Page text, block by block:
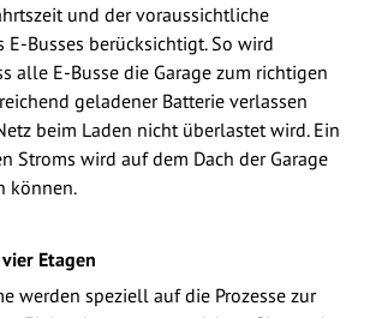
und der voraussichtliche
E-Busses berücksichtigt. So wird
alle E-Busse die Garage zum richtigen
geladener Batterie verlassen
beim Laden nicht überlastet wird. Ein
Stroms wird auf dem Dach der Garage
können.
Etagen
werden speziell auf die Prozesse zur